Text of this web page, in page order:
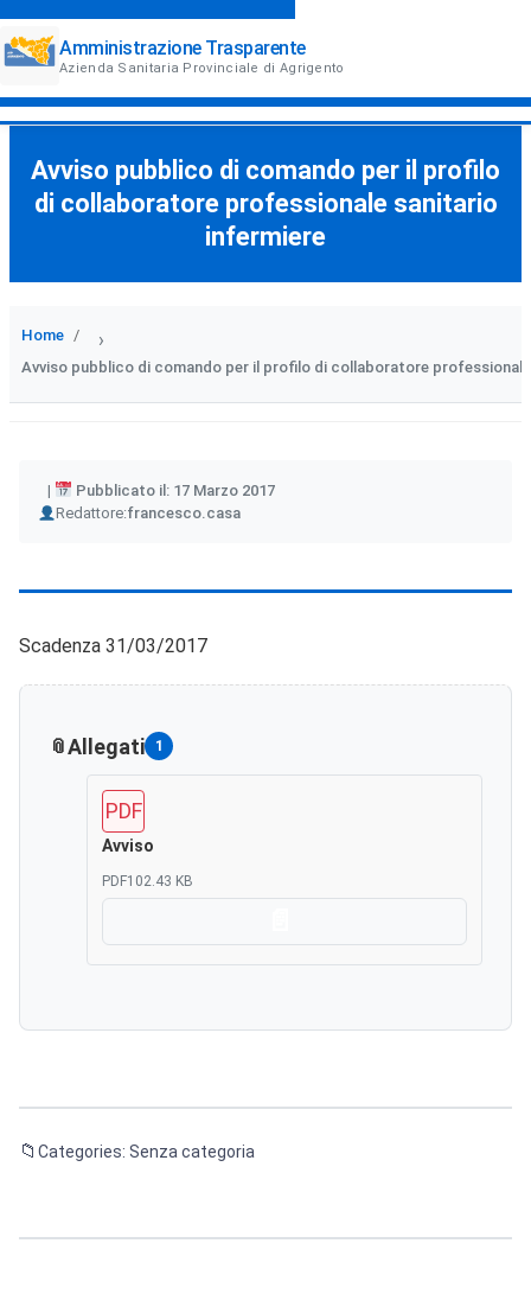
Amministrazione Trasparente
Azienda Sanitaria Provinciale di Agrigento
Avviso pubblico di comando per il profilo
di collaboratore professionale sanitario
infermiere
Home ›
Avviso pubblico di comando per il profilo di collaboratore
Pubblicato il: 17 Marzo 2017
Redattore:
Author francesco.casa
Scadenza 31/03/2017
Allegati 1
PDF
Avviso
PDF102.43 KB
Categories: Senza categoria